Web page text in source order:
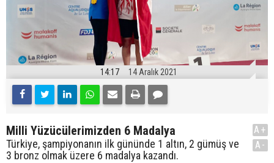
14:17 14 Aralık 2021
Milli Yüzücülerimizden 6 Madalya
Türkiye, şampiyonanın ilk gününde 1 altın, 2 gümüş ve
3 bronz olmak üzere 6 madalya kazandı.
A+
A-